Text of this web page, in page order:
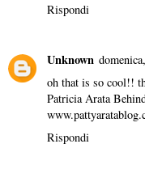
Rispondi
Unknown
oh that is so cool!!
Patricia Arata
Rispondi